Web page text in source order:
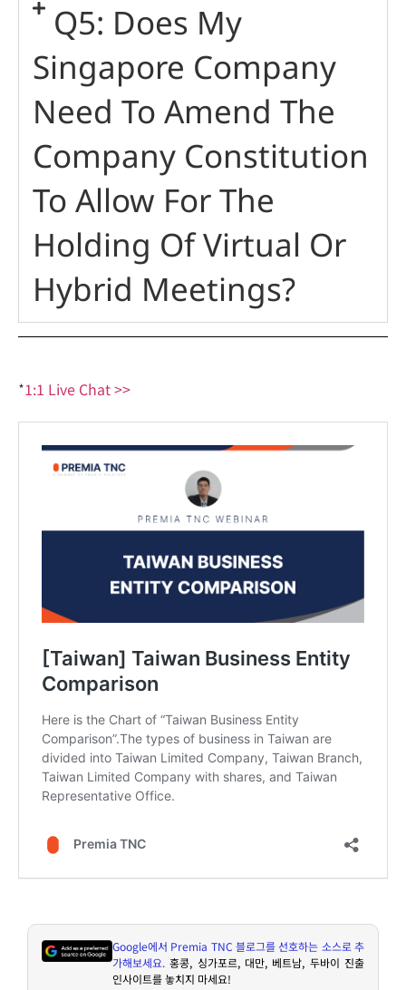
Q5: Does My
Singapore Company
Need To Amend The
Company Constitution
To Allow For The
Holding Of Virtual Or
Hybrid Meetings?
*1:1 Live Chat >>
Google에서 Premia TNC블로그를 선호하는 소스로 추
가해보세요. 홍콩, 싱가포르, 대만, 베트남, 두바이 진출
인사이트를 놓치지 마세요!